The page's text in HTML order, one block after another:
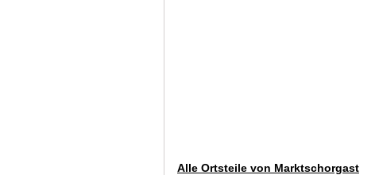
Alle Ortsteile von Marktschorgast